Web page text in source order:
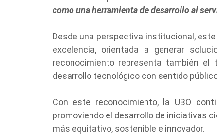
como una herramienta de desarrollo al
Desde una perspectiva institucional,
excelencia, orientada a generar
reconocimiento representa también
desarrollo tecnológico con sentido
Con este reconocimiento, la UBO
promoviendo el desarrollo de iniciativas
más equitativo, sostenible e innovador.